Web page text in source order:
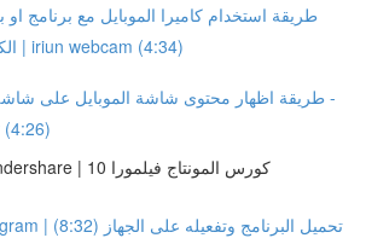
طريقة استخدام كاميرا الموبايل مع برنامج
الكاميرا الاحترافية | iriun webcam (4:34)
طريقة اظهار محتوى شاشة الموبايل على شاشة
Filmora 10 Wondershare | كورس المونتاج فيلمورا 10
install program | تحميل البرنامج وتفعيله على الجهاز (8:32)